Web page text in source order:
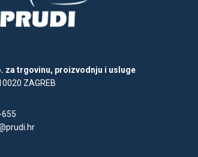
za trgovinu, proizvodnju i usluge
ZAGREB